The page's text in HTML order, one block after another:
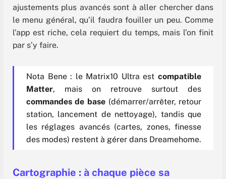
ajustements plus avancés sont à aller chercher dans
le menu général, qu’il faudra fouiller un peu. Comme
l’app est riche, cela requiert du temps, mais l’on finit
par s’y faire.
Nota Bene : le Matrix10 Ultra estcompatible
Matter, mais on retrouve surtout des
commandes de base (démarrer/arrêter, retour
station, lancement de nettoyage), tandis que
les réglages avancés (cartes, zones, finesse
des modes) restent à gérer dans Dreamehome.
Cartographie : à chaque pièce sa